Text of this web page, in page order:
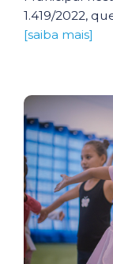
1.419/2022,
[saiba mais]